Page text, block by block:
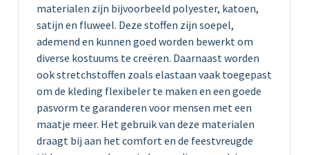
materialen zijn bijvoorbeeld polyester, katoen,
satijn en fluweel. Deze stoffen zijn soepel,
ademend en kunnen goed worden bewerkt om
diverse kostuums te creëren. Daarnaast worden
ook stretchstoffen zoals elastaan vaak toegepast
om de kleding flexibeler te maken en een goede
pasvorm te garanderen voor mensen met een
maatje meer. Het gebruik van deze materialen
draagt bij aan het comfort en de feestvreugde